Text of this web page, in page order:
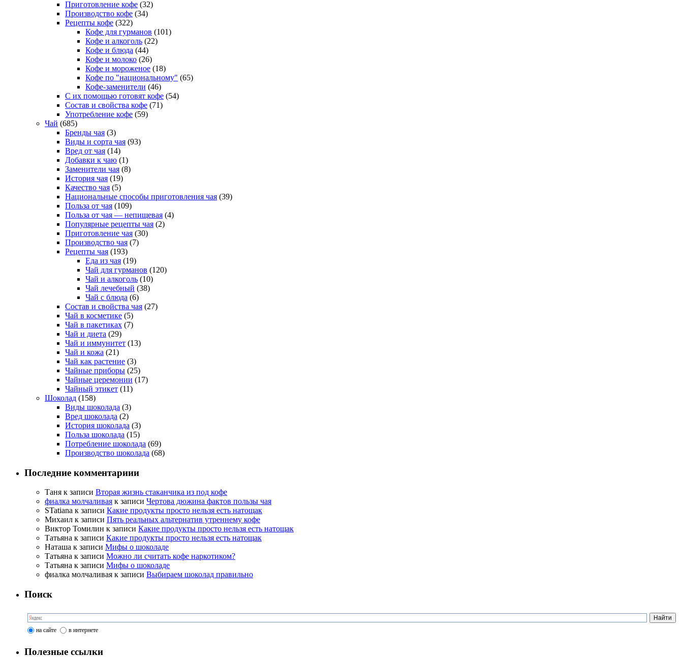
Приготовление кофе (32)
Производство кофе (34)
Рецепты кофе (322)
Кофе для гурманов (101)
Кофе и алкоголь (22)
Кофе и блюда (44)
Кофе и молоко (26)
Кофе и мороженое (18)
Кофе по "национальному" (65)
Кофе-заменители (46)
С их помощью готовят кофе (54)
Состав и свойства кофе (71)
Употребление кофе (59)
Чай (685)
Бренды чая (3)
Виды и сорта чая (93)
Вред от чая (14)
Добавки к чаю (1)
Заменители чая (8)
История чая (19)
Качество чая (5)
Национальные способы приготовления чая (39)
Польза от чая (109)
Польза от чая — непищевая (4)
Популярные рецепты чая (2)
Приготовление чая (30)
Производство чая (7)
Рецепты чая (193)
Еда из чая (19)
Чай для гурманов (120)
Чай и алкоголь (10)
Чай лечебный (38)
Чай с блюда (6)
Состав и свойства чая (27)
Чай в косметике (5)
Чай в пакетиках (7)
Чай и диета (29)
Чай и иммунитет (13)
Чай и кожа (21)
Чай как растение (3)
Чайные приборы (25)
Чайные церемонии (17)
Чайный этикет (11)
Шоколад (158)
Виды шоколада (3)
Вред шоколада (2)
История шоколада (3)
Польза шоколада (15)
Потребление шоколада (69)
Производство шоколада (68)
Последние комментариии
Таня к записи Вторая жизнь стаканчика из под кофе
фиалка молчаливая к записи Чертова дюжина фактов пользы чая
STatiana к записи Какие продукты просто нельзя есть натощак
Михаил к записи Пять реальных альтернатив утреннему кофе
Виктор Томилин к записи Какие продукты просто нельзя есть натощак
Татьяна к записи Какие продукты просто нельзя есть натощак
Наташа к записи Мифы о шоколаде
Татьяна к записи Можно ли считать кофе наркотиком?
Татьяна к записи Мифы о шоколаде
фиалка молчаливая к записи Выбираем шоколад правильно
Поиск
на сайте в интернете
Полезные ссылки